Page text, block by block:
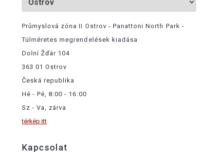
Průmyslová zóna II Ostrov - Panattoni North Park -
Túlméretes megrendelések kiadása
Dolní Žďár 104
363 01 Ostrov
Česká republika
Hé - Pé, 8:00 - 16:00
Sz - Va, zárva
térkép itt
Kapcsolat